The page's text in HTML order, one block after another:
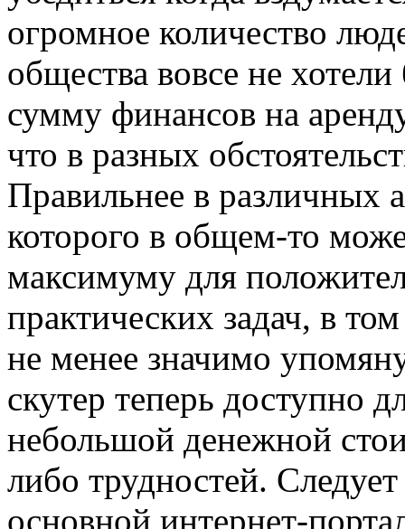
огромное количество
общества вовсе не
сумму финансов на
что в разных
Правильнее в различных
которого в общем-то
максимуму для
практических задач, в
не менее значимо
скутер теперь доступно
небольшой денежной
либо трудностей.
основной интернет-